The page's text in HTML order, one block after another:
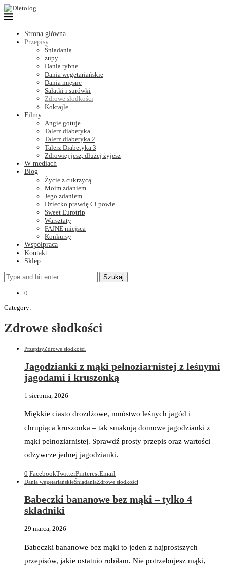
Strona główna
Przepisy
Śniadania
zupy
Dania rybne
Dania wegetariańskie
Dania mięsne
Sałatki i surówki
Zdrowe słodkości
Koktajle
Filmy
Angie gotuje
Talerz diabetyka
Talerz diabetyka 2
Talerz Diabetyka 3
Zdrowiej jesz, dłużej żyjesz
W mediach
Blog
Życie z cukrzycą
Moim zdaniem
Jego zdaniem
Dziecko prawdę Ci powie
Sweet Eurotrip
Warsztaty
FAJNE miejsca
Konkursy
Współpraca
Kontakt
Sklep
Szukaj
0
Category:
Zdrowe słodkości
PrzepisyZdrowe słodkości
Jagodzianki z mąki pełnoziarnistej z leśnymi
jagodami i kruszonką
1 sierpnia, 2026
Miękkie ciasto drożdżowe, mnóstwo leśnych jagód i
chrupiąca kruszonka – tak smakują domowe jagodzianki z
mąki pełnoziarnistej. Sprawdź prosty przepis oraz wartości
odżywcze jednej jagodzianki.
0 FacebookTwitterPinterestEmail
Dania wegetariańskieŚniadaniaZdrowe słodkości
Babeczki bananowe bez mąki – tylko 4
składniki
29 marca, 2026
Babeczki bananowe bez mąki to jeden z najprostszych
przepisów, jakie ostatnio robiłam. Nie potrzebujesz mąki,